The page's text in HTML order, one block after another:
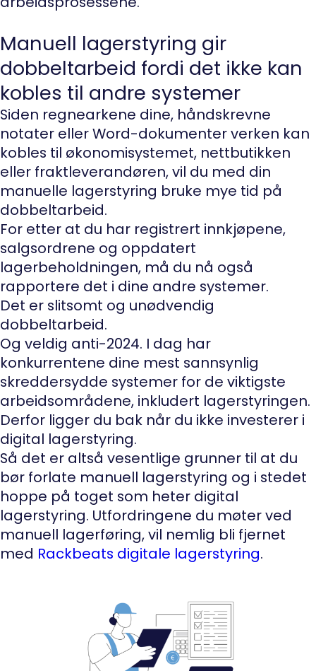
Manuell lagerstyring gir
dobbeltarbeid fordi det ikke kan
kobles til andre systemer
Siden regnearkene dine, håndskrevne
notater eller Word-dokumenter verken kan
kobles til økonomisystemet, nettbutikken
eller fraktleverandøren, vil du med din
manuelle lagerstyring bruke mye tid på
dobbeltarbeid.
For etter at du har registrert innkjøpene,
salgsordrene og oppdatert
lagerbeholdningen, må du nå også
rapportere det i dine andre systemer.
Det er slitsomt og unødvendig
dobbeltarbeid.
Og veldig anti-2024. I dag har
konkurrentene dine mest sannsynlig
skreddersydde systemer for de viktigste
arbeidsområdene, inkludert lagerstyringen.
Derfor ligger du bak når du ikke investerer i
digital lagerstyring.
Så det er altså vesentlige grunner til at du
bør forlate manuell lagerstyring og i stedet
hoppe på toget som heter digital
lagerstyring. Utfordringene du møter ved
manuell lagerføring, vil nemlig bli fjernet
med Rackbeats digitale lagerstyring.